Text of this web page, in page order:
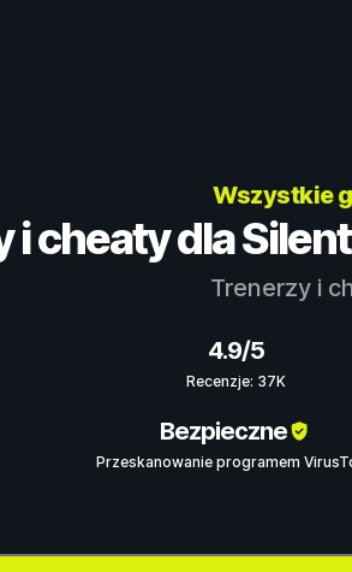
Wszystkie
i cheaty dla
Trenerzy i
4.9/5
Recenzje: 37K
Bezpieczne
Przeskanowanie programem